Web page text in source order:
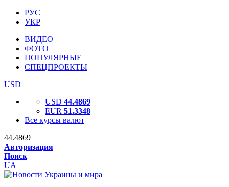
РУС
УКР
ВИДЕО
ФОТО
ПОПУЛЯРНЫЕ
СПЕЦПРОЕКТЫ
USD
USD 44.4869
EUR 51.3348
Все курсы валют
44.4869
Авторизация
Поиск
UA